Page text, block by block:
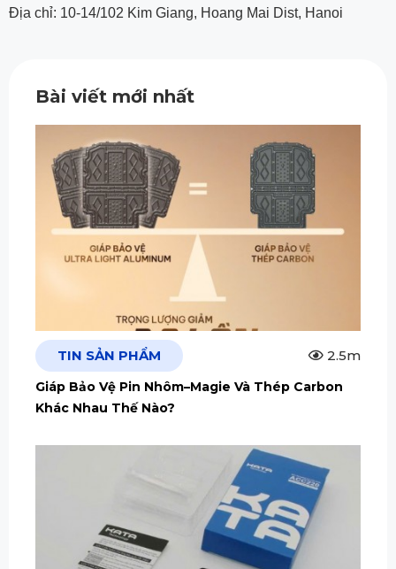
Địa chỉ: 10-14/102 Kim Giang, Hoang Mai Dist, Hanoi
Bài viết mới nhất
TIN SẢN PHẨM 2.5m
Giáp Bảo Vệ Pin Nhôm–Magie Và Thép Carbon
Khác Nhau Thế Nào?